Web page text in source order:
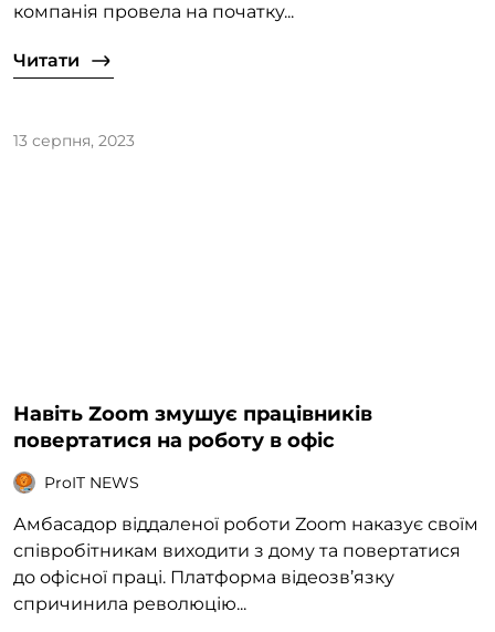
компанія провела на початку...
Читати
13 серпня, 2023
Навіть Zoom змушує працівників
повертатися на роботу в офіс
ProIT NEWS
Амбасадор віддаленої роботи Zoom наказує своїм
співробітникам виходити з дому та повертатися
до офісної праці. Платформа відеозв’язку
спричинила революцію...